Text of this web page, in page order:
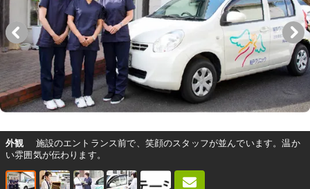
外観
施設のエントランス前で、笑顔のスタッフが並んでいます。温か
い雰囲気が伝わります。